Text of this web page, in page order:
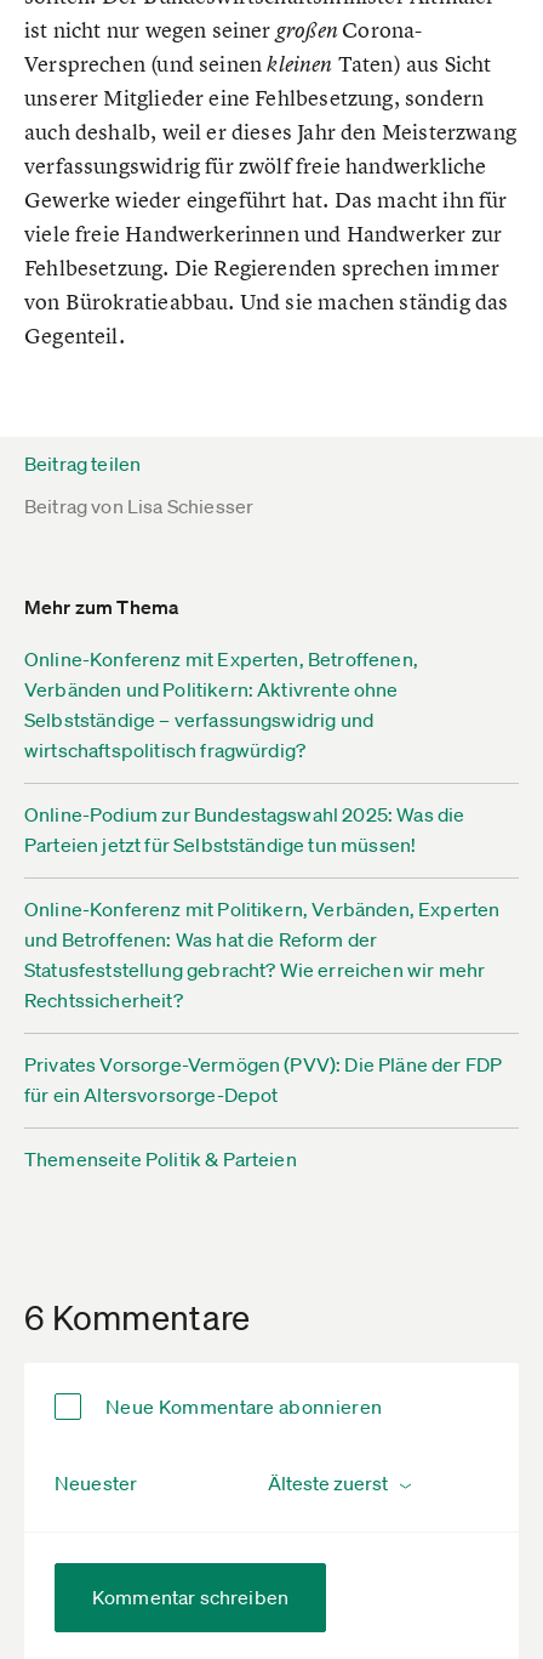
ist nicht nur wegen seiner großenCorona-
Versprechen (und seinenkleinen Taten) aus Sicht
unserer Mitglieder eine Fehlbesetzung, sondern
auch deshalb, weil er dieses Jahr den Meisterzwang
verfassungswidrig für zwölf freie handwerkliche
Gewerke wieder eingeführt hat. Das macht ihn für
viele freie Handwerkerinnen und Handwerker zur
Fehlbesetzung. Die Regierenden sprechen immer
von Bürokratieabbau. Und sie machen ständig das
Gegenteil.
Beitrag teilen
Beitrag von Lisa Schiesser
Mehr zum Thema
Online-Konferenz mit Experten, Betroffenen,
Verbänden und Politikern: Aktivrente ohne
Selbstständige – verfassungswidrig und
wirtschaftspolitisch fragwürdig?
Online-Podium zur Bundestagswahl 2025: Was die
Parteien jetzt für Selbstständige tun müssen!
Online-Konferenz mit Politikern, Verbänden, Experten
und Betroffenen: Was hat die Reform der
Statusfeststellung gebracht? Wie erreichen wir mehr
Rechtssicherheit?
Privates Vorsorge-Vermögen (PVV): Die Pläne der FDP
für ein Altersvorsorge-Depot
Themenseite Politik & Parteien
6 Kommentare
Neue Kommentare abonnieren
Neuester
Kommentar schreiben